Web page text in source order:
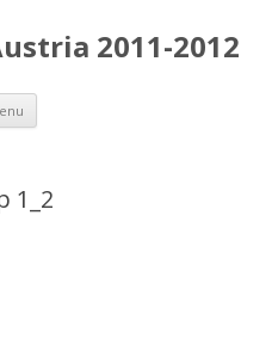
2011-2012
Skip
content
1_2